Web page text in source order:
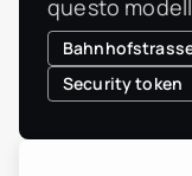
questo
Security token